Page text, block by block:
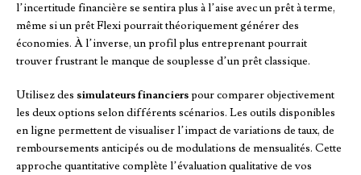
l’incertitude financière se sentira plus à l’aise avec un prêt à terme,
même si un prêt Flexi pourrait théoriquement générer des
économies. À l’inverse, un profil plus entreprenant pourrait
trouver frustrant le manque de souplesse d’un prêt classique.
Utilisez des simulateurs financierspour comparer objectivement
les deux options selon différents scénarios. Les outils disponibles
en ligne permettent de visualiser l’impact de variations de taux, de
remboursements anticipés ou de modulations de mensualités. Cette
approche quantitative complète l’évaluation qualitative de vos